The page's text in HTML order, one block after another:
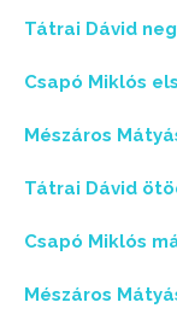
Tátrai Dávid
Csapó Miklós
Mészáros
Tátrai Dávid
Csapó Miklós
Mészáros